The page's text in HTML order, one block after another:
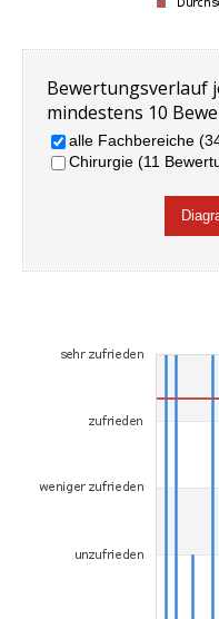
Bewertungsverlauf
mindestens 10
alle Fachbereiche
Chirurgie (11